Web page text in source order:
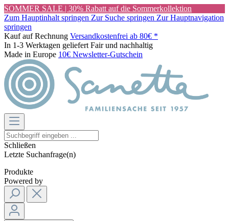
SOMMER SALE | 30% Rabatt auf die Sommerkollektion
Zum Hauptinhalt springen Zur Suche springen Zur Hauptnavigation
springen
Kauf auf Rechnung Versandkostenfrei ab 80€ *
In 1-3 Werktagen geliefert Fair und nachhaltig
Made in Europe 10€ Newsletter-Gutschein
Schließen
Letzte Suchanfrage(n)
Produkte
Powered by